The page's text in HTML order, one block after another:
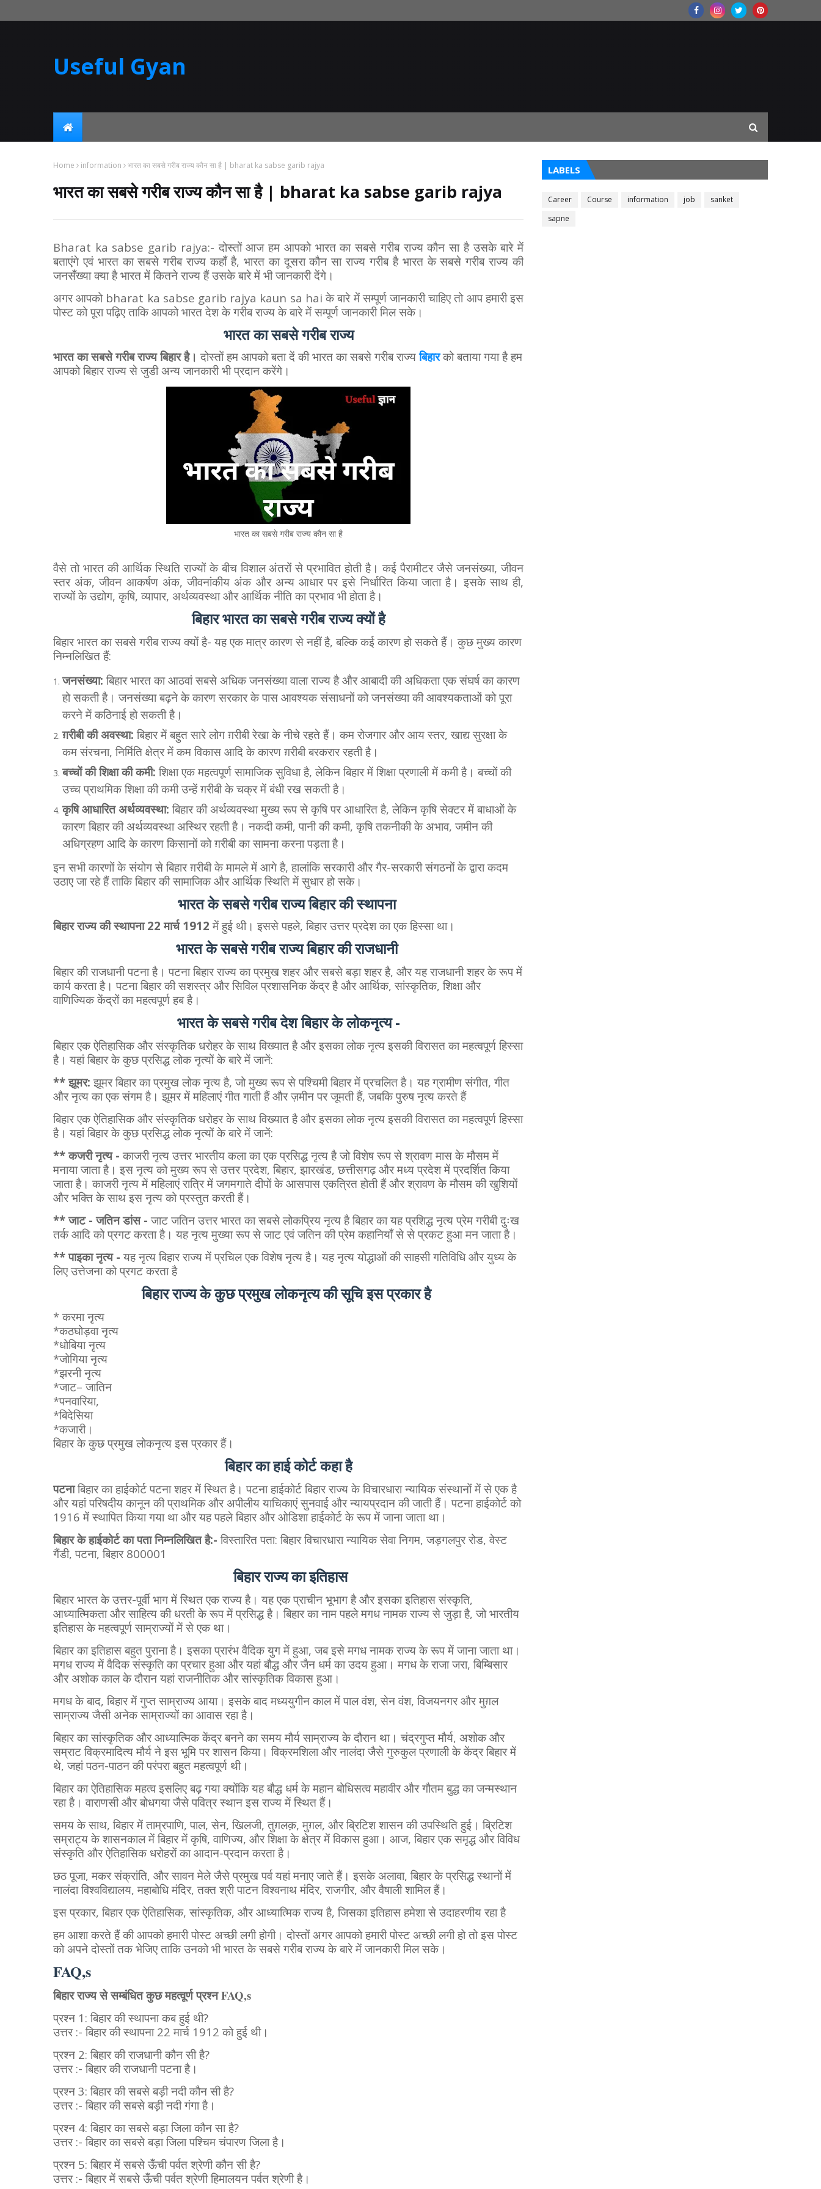
Useful Gyan
Home information भारत का सबसे गरीब राज्य कौन सा है | bharat ka sabse garib rajya
भारत का सबसे गरीब राज्य कौन सा है | bharat ka sabse garib rajya
Bharat ka sabse garib rajya:- दोस्तों आज हम आपको भारत का सबसे गरीब राज्य कौन सा है उसके बारे में
बताएंगे एवं भारत का सबसे गरीब राज्य कहाँ है, भारत का दूसरा कौन सा राज्य गरीब है भारत के सबसे गरीब राज्य की
जनसँख्या क्या है भारत में कितने राज्य हैं उसके बारे में भी जानकारी देंगे।
अगर आपको bharat ka sabse garib rajya kaun sa hai के बारे में सम्पूर्ण जानकारी चाहिए तो आप हमारी इस
पोस्ट को पूरा पढ़िए ताकि आपको भारत देश के गरीब राज्य के बारे में सम्पूर्ण जानकारी मिल सके।
भारत का सबसे गरीब राज्य
भारत का सबसे गरीब राज्य बिहार है। दोस्तों हम आपको बता दें की भारत का सबसे गरीब राज्यबिहारको बताया गया है हम
आपको बिहार राज्य से जुडी अन्य जानकारी भी प्रदान करेंगे।
भारत का सबसे गरीब राज्य कौन सा है
वैसे तो भारत की आर्थिक स्थिति राज्यों के बीच विशाल अंतरों से प्रभावित होती है। कई पैरामीटर जैसे जनसंख्या, जीवन
स्तर अंक, जीवन आकर्षण अंक, जीवनांकीय अंक और अन्य आधार पर इसे निर्धारित किया जाता है। इसके साथ ही,
राज्यों के उद्योग, कृषि, व्यापार, अर्थव्यवस्था और आर्थिक नीति का प्रभाव भी होता है।
बिहार भारत का सबसे गरीब राज्य क्यों है
बिहार भारत का सबसे गरीब राज्य क्यों है- यह एक मात्र कारण से नहीं है, बल्कि कई कारण हो सकते हैं। कुछ मुख्य कारण
निम्नलिखित हैं:
जनसंख्या: बिहार भारत का आठवां सबसे अधिक जनसंख्या वाला राज्य है और आबादी की अधिकता एक संघर्ष का कारण
हो सकती है। जनसंख्या बढ़ने के कारण सरकार के पास आवश्यक संसाधनों को जनसंख्या की आवश्यकताओं को पूरा
करने में कठिनाई हो सकती है।
ग़रीबी की अवस्था: बिहार में बहुत सारे लोग ग़रीबी रेखा के नीचे रहते हैं। कम रोजगार और आय स्तर, खाद्य सुरक्षा के
कम संरचना, निर्मिति क्षेत्र में कम विकास आदि के कारण ग़रीबी बरकरार रहती है।
बच्चों की शिक्षा की कमी: शिक्षा एक महत्वपूर्ण सामाजिक सुविधा है, लेकिन बिहार में शिक्षा प्रणाली में कमी है। बच्चों की
उच्च प्राथमिक शिक्षा की कमी उन्हें ग़रीबी के चक्र में बंधी रख सकती है।
कृषि आधारित अर्थव्यवस्था: बिहार की अर्थव्यवस्था मुख्य रूप से कृषि पर आधारित है, लेकिन कृषि सेक्टर में बाधाओं के
कारण बिहार की अर्थव्यवस्था अस्थिर रहती है। नकदी कमी, पानी की कमी, कृषि तकनीकी के अभाव, जमीन की
अधिग्रहण आदि के कारण किसानों को ग़रीबी का सामना करना पड़ता है।
इन सभी कारणों के संयोग से बिहार ग़रीबी के मामले में आगे है, हालांकि सरकारी और गैर-सरकारी संगठनों के द्वारा कदम
उठाए जा रहे हैं ताकि बिहार की सामाजिक और आर्थिक स्थिति में सुधार हो सके।
भारत के सबसे गरीब राज्य बिहार की स्थापना
बिहार राज्य की स्थापना 22 मार्च 1912 में हुई थी। इससे पहले, बिहार उत्तर प्रदेश का एक हिस्सा था।
भारत के सबसे गरीब राज्य बिहार की राजधानी
बिहार की राजधानी पटना है। पटना बिहार राज्य का प्रमुख शहर और सबसे बड़ा शहर है, और यह राजधानी शहर के रूप में
कार्य करता है। पटना बिहार की सशस्त्र और सिविल प्रशासनिक केंद्र है और आर्थिक, सांस्कृतिक, शिक्षा और
वाणिज्यिक केंद्रों का महत्वपूर्ण हब है।
भारत के सबसे गरीब देश बिहार के लोकनृत्य -
बिहार एक ऐतिहासिक और संस्कृतिक धरोहर के साथ विख्यात है और इसका लोक नृत्य इसकी विरासत का महत्वपूर्ण हिस्सा
है। यहां बिहार के कुछ प्रसिद्ध लोक नृत्यों के बारे में जानें:
** झूमर: झूमर बिहार का प्रमुख लोक नृत्य है, जो मुख्य रूप से पश्चिमी बिहार में प्रचलित है। यह ग्रामीण संगीत, गीत
और नृत्य का एक संगम है। झूमर में महिलाएं गीत गाती हैं और ज़मीन पर जूमती हैं, जबकि पुरुष नृत्य करते हैं
बिहार एक ऐतिहासिक और संस्कृतिक धरोहर के साथ विख्यात है और इसका लोक नृत्य इसकी विरासत का महत्वपूर्ण हिस्सा
है। यहां बिहार के कुछ प्रसिद्ध लोक नृत्यों के बारे में जानें:
** कजरी नृत्य - काजरी नृत्य उत्तर भारतीय कला का एक प्रसिद्ध नृत्य है जो विशेष रूप से श्रावण मास के मौसम में
मनाया जाता है। इस नृत्य को मुख्य रूप से उत्तर प्रदेश, बिहार, झारखंड, छत्तीसगढ़ और मध्य प्रदेश में प्रदर्शित किया
जाता है। काजरी नृत्य में महिलाएं रात्रि में जगमगाते दीपों के आसपास एकत्रित होती हैं और श्रावण के मौसम की खुशियों
और भक्ति के साथ इस नृत्य को प्रस्तुत करती हैं।
** जाट - जतिन डांस - जाट जतिन उत्तर भारत का सबसे लोकप्रिय नृत्य है बिहार का यह प्रशिद्ध नृत्य प्रेम गरीबी दुःख
तर्क आदि को प्रगट करता है। यह नृत्य मुख्या रूप से जाट एवं जतिन की प्रेम कहानियाँ से से प्रकट हुआ मन जाता है।
** पाइका नृत्य - यह नृत्य बिहार राज्य में प्रचिल एक विशेष नृत्य है। यह नृत्य योद्धाओं की साहसी गतिविधि और युध्य के
लिए उत्तेजना को प्रगट करता है
बिहार राज्य के कुछ प्रमुख लोकनृत्य की सूचि इस प्रकार है
* करमा नृत्य
*कठघोड़वा नृत्य
*धोबिया नृत्य
*जोगिया नृत्य
*झरनी नृत्य
*जाट– जातिन
*पनवारिया,
*बिदेसिया
*कजारी।
बिहार के कुछ प्रमुख लोकनृत्य इस प्रकार हैं।
बिहार का हाई कोर्ट कहा है
पटनाबिहार का हाईकोर्ट पटना शहर में स्थित है। पटना हाईकोर्ट बिहार राज्य के विचारधारा न्यायिक संस्थानों में से एक है
और यहां परिषदीय कानून की प्राथमिक और अपीलीय याचिकाएं सुनवाई और न्यायप्रदान की जाती हैं। पटना हाईकोर्ट को
1916 में स्थापित किया गया था और यह पहले बिहार और ओडिशा हाईकोर्ट के रूप में जाना जाता था।
बिहार के हाईकोर्ट का पता निम्नलिखित है:- विस्तारित पता: बिहार विचारधारा न्यायिक सेवा निगम, जड़गलपुर रोड, वेस्ट
गैंडी, पटना, बिहार 800001
बिहारराज्यका इतिहास
बिहार भारत के उत्तर-पूर्वी भाग में स्थित एक राज्य है। यह एक प्राचीन भूभाग है और इसका इतिहास संस्कृति,
आध्यात्मिकता और साहित्य की धरती के रूप में प्रसिद्ध है। बिहार का नाम पहले मगध नामक राज्य से जुड़ा है, जो भारतीय
इतिहास के महत्वपूर्ण साम्राज्यों में से एक था।
बिहार का इतिहास बहुत पुराना है। इसका प्रारंभ वैदिक युग में हुआ, जब इसे मगध नामक राज्य के रूप में जाना जाता था।
मगध राज्य में वैदिक संस्कृति का प्रचार हुआ और यहां बौद्ध और जैन धर्म का उदय हुआ। मगध के राजा जरा, बिम्बिसार
और अशोक काल के दौरान यहां राजनीतिक और सांस्कृतिक विकास हुआ।
मगध के बाद, बिहार में गुप्त साम्राज्य आया। इसके बाद मध्ययुगीन काल में पाल वंश, सेन वंश, विजयनगर और मुग़ल
साम्राज्य जैसी अनेक साम्राज्यों का आवास रहा है।
बिहार का सांस्कृतिक और आध्यात्मिक केंद्र बनने का समय मौर्य साम्राज्य के दौरान था। चंद्रगुप्त मौर्य, अशोक और
सम्राट विक्रमादित्य मौर्य ने इस भूमि पर शासन किया। विक्रमशिला और नालंदा जैसे गुरुकुल प्रणाली के केंद्र बिहार में
थे, जहां पठन-पाठन की परंपरा बहुत महत्वपूर्ण थी।
बिहार का ऐतिहासिक महत्व इसलिए बढ़ गया क्योंकि यह बौद्ध धर्म के महान बोधिसत्व महावीर और गौतम बुद्ध का जन्मस्थान
रहा है। वाराणसी और बोधगया जैसे पवित्र स्थान इस राज्य में स्थित हैं।
समय के साथ, बिहार में ताम्रपाणि, पाल, सेन, खिलजी, तुग़लक़, मुग़ल, और ब्रिटिश शासन की उपस्थिति हुई। ब्रिटिश
सम्राट्य के शासनकाल में बिहार में कृषि, वाणिज्य, और शिक्षा के क्षेत्र में विकास हुआ। आज, बिहार एक समृद्ध और विविध
संस्कृति और ऐतिहासिक धरोहरों का आदान-प्रदान करता है।
छठ पूजा, मकर संक्रांति, और सावन मेले जैसे प्रमुख पर्व यहां मनाए जाते हैं। इसके अलावा, बिहार के प्रसिद्ध स्थानों में
नालंदा विश्वविद्यालय, महाबोधि मंदिर, तक्त श्री पाटन विश्वनाथ मंदिर, राजगीर, और वैषाली शामिल हैं।
इस प्रकार, बिहार एक ऐतिहासिक, सांस्कृतिक, और आध्यात्मिक राज्य है, जिसका इतिहास हमेशा से उदाहरणीय रहा है
हम आशा करते हैं की आपको हमारी पोस्ट अच्छी लगी होगी। दोस्तों अगर आपको हमारी पोस्ट अच्छी लगी हो तो इस पोस्ट
को अपने दोस्तों तक भेजिए ताकि उनको भी भारत के सबसे गरीब राज्य के बारे में जानकारी मिल सके।
FAQ,s
बिहार राज्य से सम्बंधित कुछ महत्वूर्ण प्रश्नFAQ,s
प्रश्न 1: बिहार की स्थापना कब हुई थी?
उत्तर :- बिहार की स्थापना 22 मार्च 1912 को हुई थी।
प्रश्न 2: बिहार की राजधानी कौन सी है?
उत्तर :- बिहार की राजधानी पटना है।
प्रश्न 3: बिहार की सबसे बड़ी नदी कौन सी है?
उत्तर :- बिहार की सबसे बड़ी नदी गंगा है।
प्रश्न 4: बिहार का सबसे बड़ा जिला कौन सा है?
उत्तर :- बिहार का सबसे बड़ा जिला पश्चिम चंपारण जिला है।
प्रश्न 5: बिहार में सबसे ऊँची पर्वत श्रेणी कौन सी है?
उत्तर :- बिहार में सबसे ऊँची पर्वत श्रेणी हिमालयन पर्वत श्रेणी है।
LABELS
Career Course information job
sanket
sapne